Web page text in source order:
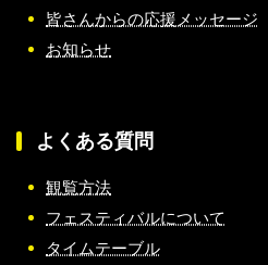
皆さんからの応援メッセージ
お知らせ
よくある質問
観覧方法
フェスティバルについて
タイムテーブル